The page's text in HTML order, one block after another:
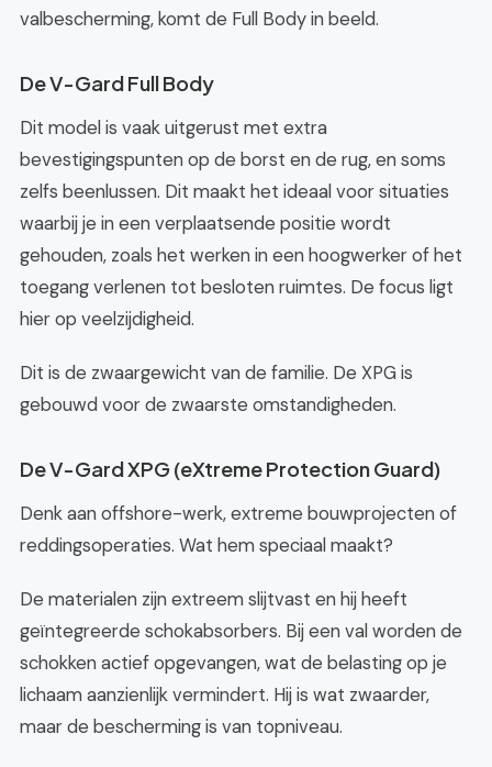
valbescherming, komt de Full Body in beeld.
De V-Gard Full Body
Dit model is vaak uitgerust met extra
bevestigingspunten op de borst en de rug, en soms
zelfs beenlussen. Dit maakt het ideaal voor situaties
waarbij je in een verplaatsende positie wordt
gehouden, zoals het werken in een hoogwerker of het
toegang verlenen tot besloten ruimtes. De focus ligt
hier op veelzijdigheid.
Dit is de zwaargewicht van de familie. De XPG is
gebouwd voor de zwaarste omstandigheden.
De V-Gard XPG (eXtreme Protection Guard)
Denk aan offshore-werk, extreme bouwprojecten of
reddingsoperaties. Wat hem speciaal maakt?
De materialen zijn extreem slijtvast en hij heeft
geïntegreerde schokabsorbers. Bij een val worden de
schokken actief opgevangen, wat de belasting op je
lichaam aanzienlijk vermindert. Hij is wat zwaarder,
maar de bescherming is van topniveau.